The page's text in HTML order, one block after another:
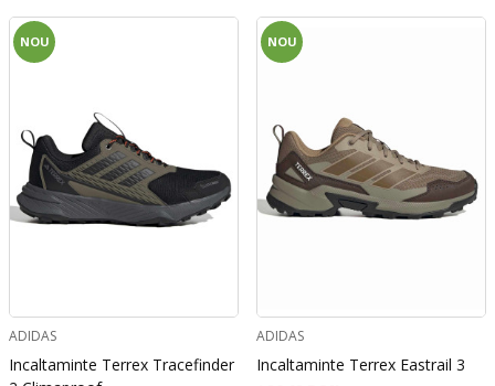
NOU
ADIDAS
Incaltaminte Terrex Tracefinder
NOU
ADIDAS
Incaltaminte Terrex Eastrail 3